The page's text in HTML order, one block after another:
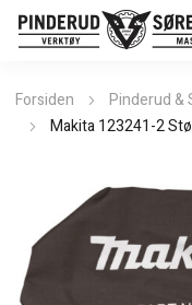
Forsiden Pinderud &
Makita 123241-2